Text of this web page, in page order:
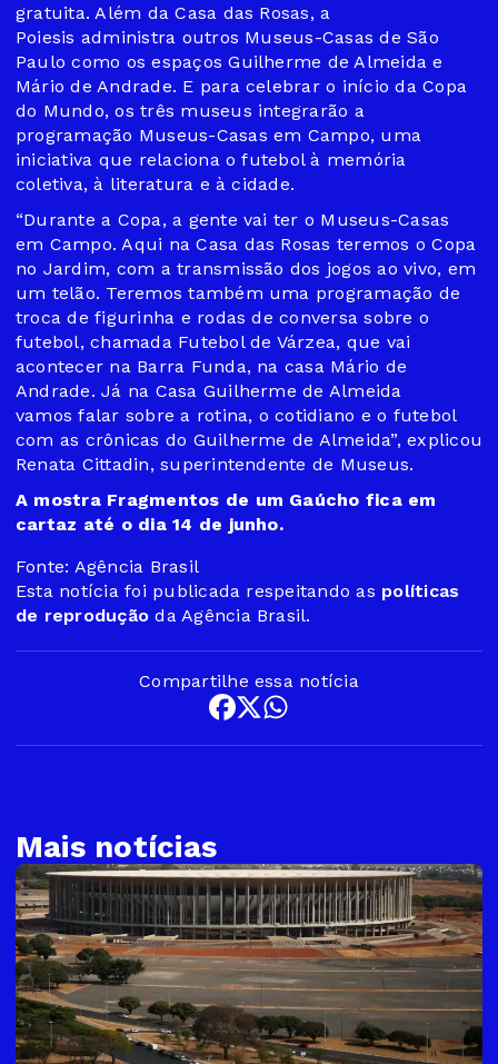
gratuita. Além da Casa das Rosas, a
Poiesis administra outros Museus-Casas de São
Paulo como os espaços Guilherme de Almeida e
Mário de Andrade. E para celebrar o início da Copa
do Mundo, os três museus integrarão a
programação Museus-Casas em Campo, uma
iniciativa que relaciona o futebol à memória
coletiva, à literatura e à cidade.
“Durante a Copa, a gente vai ter o Museus-Casas
em Campo. Aqui na Casa das Rosas teremos o Copa
no Jardim, com a transmissão dos jogos ao vivo, em
um telão. Teremos também uma programação de
troca de figurinha e rodas de conversa sobre o
futebol, chamada Futebol de Várzea, que vai
acontecer na Barra Funda, na casa Mário de
Andrade. Já na Casa Guilherme de Almeida
vamos falar sobre a rotina, o cotidiano e o futebol
com as crônicas do Guilherme de Almeida”, explicou
Renata Cittadin, superintendente de Museus.
A mostra Fragmentos de um Gaúcho fica em
cartaz até o dia 14 de junho.
Fonte: Agência Brasil
Esta notícia foi publicada respeitando as políticas
de reprodução da Agência Brasil.
Compartilhe essa notícia
Mais notícias